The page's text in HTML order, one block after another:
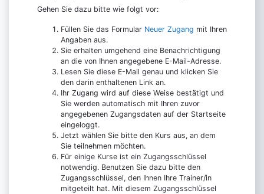
Gehen Sie dazu bitte wie folgt vor:
Füllen Sie das Formular Neuer Zugang mit Ihren
Angaben aus.
Sie erhalten umgehend eine Benachrichtigung
an die von Ihnen angegebene E-Mail-Adresse.
Lesen Sie diese E-Mail genau und klicken Sie
den darin enthaltenen Link an.
Ihr Zugang wird auf diese Weise bestätigt und
Sie werden automatisch mit Ihren zuvor
angegebenen Zugangsdaten auf der Startseite
eingeloggt.
Jetzt wählen Sie bitte den Kurs aus, an dem
Sie teilnehmen möchten.
Für einige Kurse ist ein Zugangsschlüssel
notwendig. Benutzen Sie dazu bitte den
Zugangsschlüssel, den Ihnen Ihre Trainer/in
mitgeteilt hat. Mit diesem Zugangsschlüssel